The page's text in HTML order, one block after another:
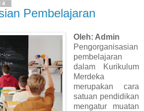
Pembelajaran
Oleh: Admin
Pengorganisasian
pembelajaran
dalam Kurikulum
Merdeka
merupakan cara
satuan pendidikan
mengatur muatan